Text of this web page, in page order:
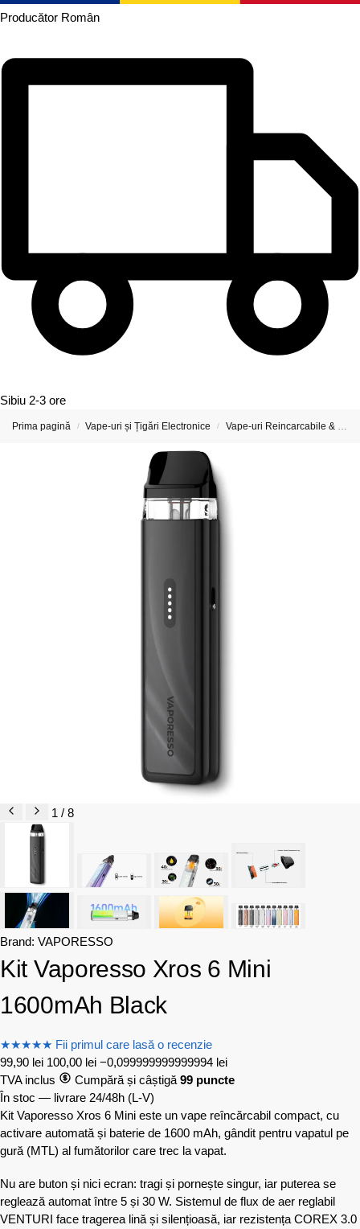
Producător Român
Sibiu 2-3 ore
Prima pagină / Vape-uri și Țigări Electronice / Vape-uri Reincarcabile & Țigări Electronice Reîncărcabile
1 / 8
Brand: VAPORESSO
Kit Vaporesso Xros 6 Mini
1600mAh Black
★★★★★ Fii primul care lasă o recenzie
99,90 lei 100,00 lei −0,099999999999994 lei
TVA inclus
Cumpără și câștigă 99 puncte
În stoc — livrare 24/48h (L-V)
Kit Vaporesso Xros 6 Mini este un vape reîncărcabil compact, cu
activare automată și baterie de 1600 mAh, gândit pentru vapatul pe
gură (MTL) al fumătorilor care trec la vapat.
Nu are buton și nici ecran: tragi și pornește singur, iar puterea se
reglează automat între 5 și 30 W. Sistemul de flux de aer reglabil
VENTURI face tragerea lină și silențioasă, iar rezistența COREX 3.0